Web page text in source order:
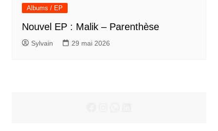
Albums / EP
Nouvel EP : Malik – Parenthèse
Sylvain 29 mai 2026